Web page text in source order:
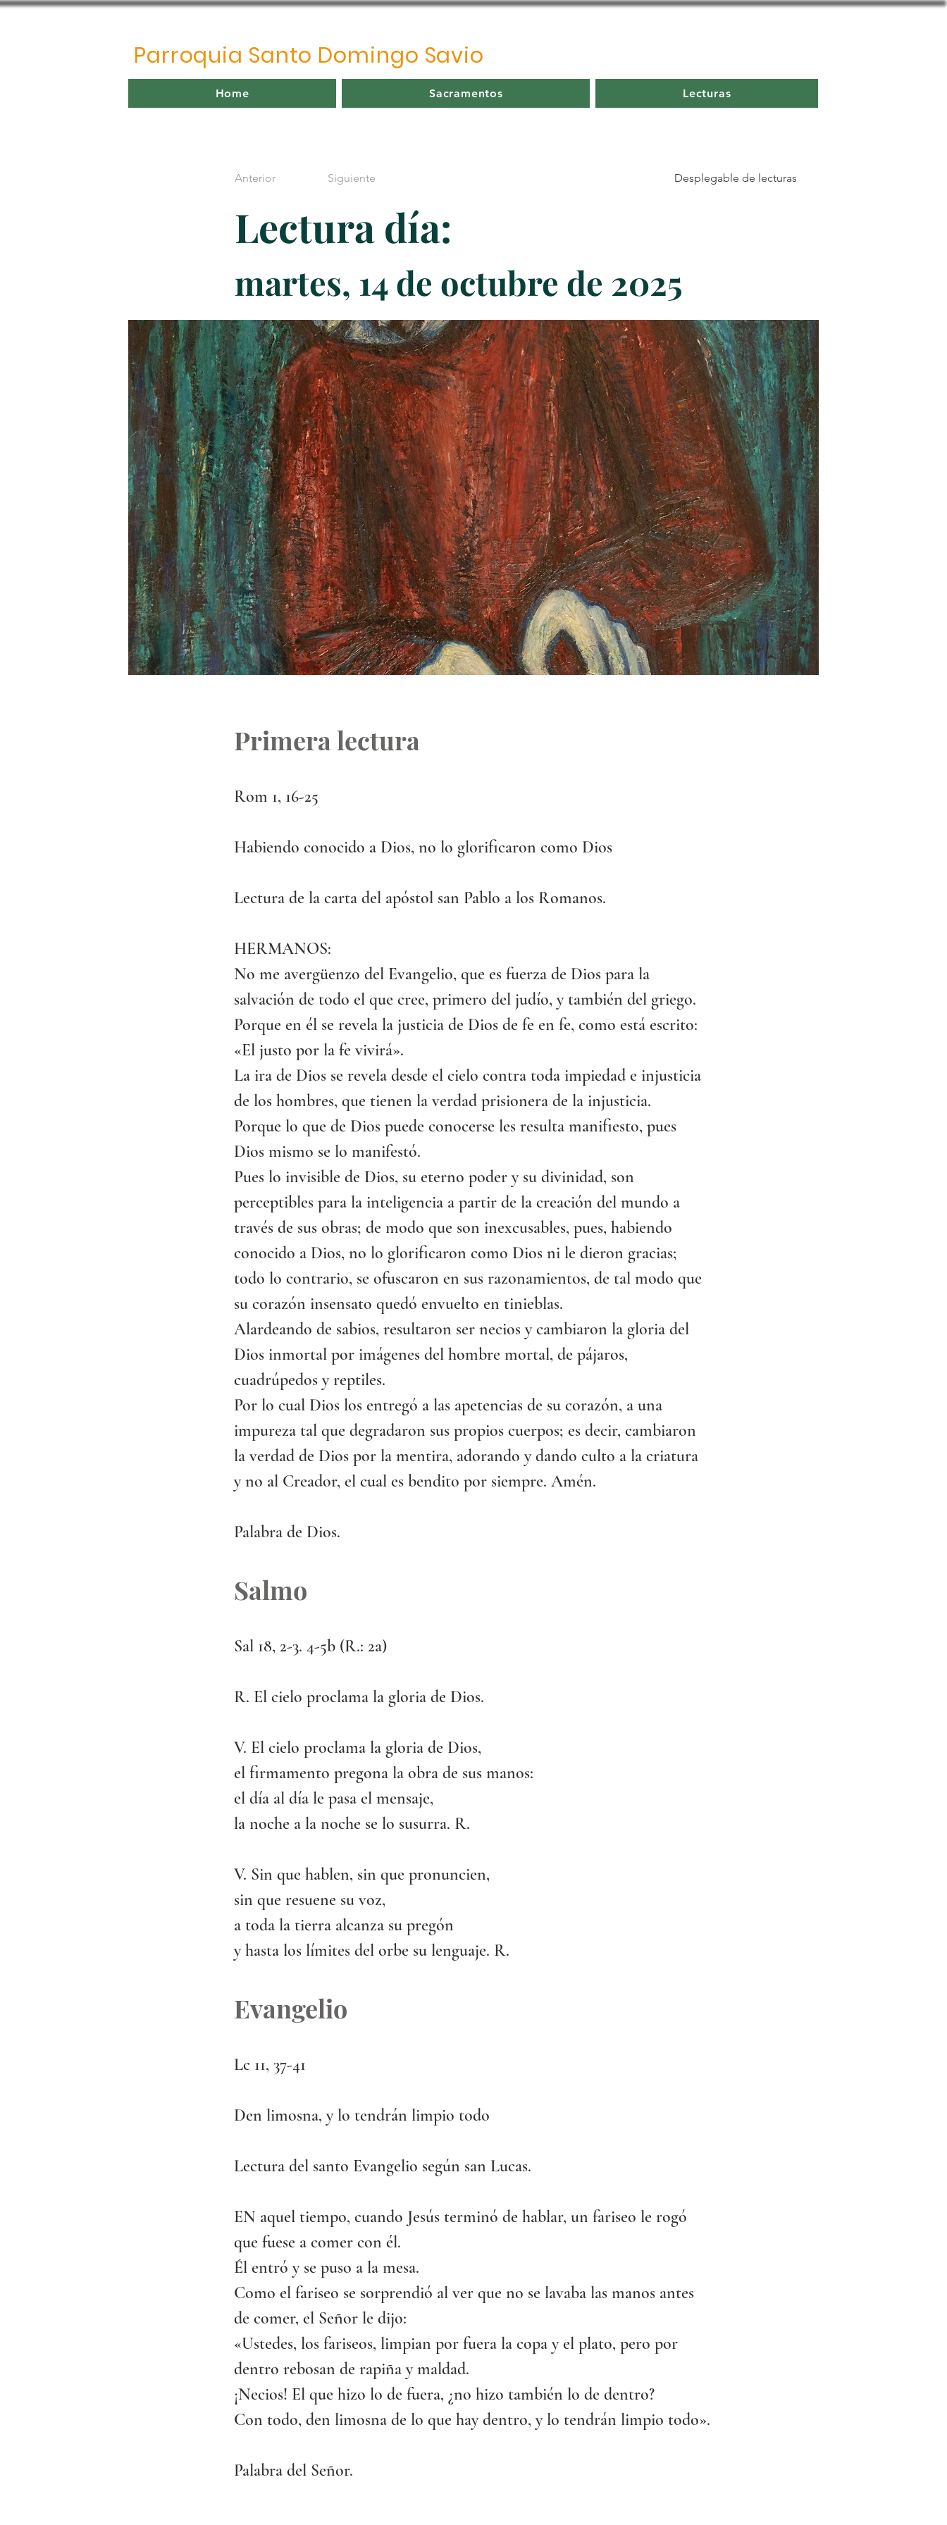
Parroquia Santo Domingo Savio
Home Sacramentos Lecturas
Anterior Siguiente Desplegable de lecturas
Lectura día:
martes, 14 de octubre de 2025
Primera lectura
Rom 1, 16-25
Habiendo conocido a Dios, no lo glorificaron como Dios
Lectura de la carta del apóstol san Pablo a los Romanos.
HERMANOS:
No me avergüenzo del Evangelio, que es fuerza de Dios para la
salvación de todo el que cree, primero del judío, y también del griego.
Porque en él se revela la justicia de Dios de fe en fe, como está escrito:
«El justo por la fe vivirá».
La ira de Dios se revela desde el cielo contra toda impiedad e injusticia
de los hombres, que tienen la verdad prisionera de la injusticia.
Porque lo que de Dios puede conocerse les resulta manifiesto, pues
Dios mismo se lo manifestó.
Pues lo invisible de Dios, su eterno poder y su divinidad, son
perceptibles para la inteligencia a partir de la creación del mundo a
través de sus obras; de modo que son inexcusables, pues, habiendo
conocido a Dios, no lo glorificaron como Dios ni le dieron gracias;
todo lo contrario, se ofuscaron en sus razonamientos, de tal modo que
su corazón insensato quedó envuelto en tinieblas.
Alardeando de sabios, resultaron ser necios y cambiaron la gloria del
Dios inmortal por imágenes del hombre mortal, de pájaros,
cuadrúpedos y reptiles.
Por lo cual Dios los entregó a las apetencias de su corazón, a una
impureza tal que degradaron sus propios cuerpos; es decir, cambiaron
la verdad de Dios por la mentira, adorando y dando culto a la criatura
y no al Creador, el cual es bendito por siempre. Amén.
Palabra de Dios.
Salmo
Sal 18, 2-3. 4-5b (R.: 2a)
R. El cielo proclama la gloria de Dios.
V. El cielo proclama la gloria de Dios,
el firmamento pregona la obra de sus manos:
el día al día le pasa el mensaje,
la noche a la noche se lo susurra. R.
V. Sin que hablen, sin que pronuncien,
sin que resuene su voz,
a toda la tierra alcanza su pregón
y hasta los límites del orbe su lenguaje. R.
Evangelio
Lc 11, 37-41
Den limosna, y lo tendrán limpio todo
Lectura del santo Evangelio según san Lucas.
EN aquel tiempo, cuando Jesús terminó de hablar, un fariseo le rogó
que fuese a comer con él.
Él entró y se puso a la mesa.
Como el fariseo se sorprendió al ver que no se lavaba las manos antes
de comer, el Señor le dijo:
«Ustedes, los fariseos, limpian por fuera la copa y el plato, pero por
dentro rebosan de rapiña y maldad.
¡Necios! El que hizo lo de fuera, ¿no hizo también lo de dentro?
Con todo, den limosna de lo que hay dentro, y lo tendrán limpio todo».
Palabra del Señor.